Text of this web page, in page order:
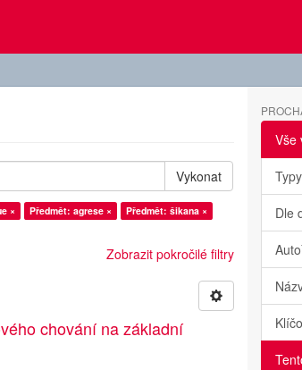
Vykonat
× Předmět: agrese ×
Předmět: šikana ×
Zobrazit pokročilé filtry
chování na základní
Vše
Dle